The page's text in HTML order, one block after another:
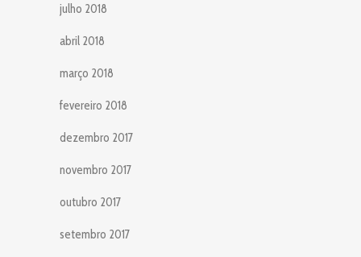
julho 2018
abril 2018
março 2018
fevereiro 2018
dezembro 2017
novembro 2017
outubro 2017
setembro 2017